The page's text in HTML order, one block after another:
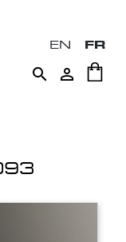
EN FR
 